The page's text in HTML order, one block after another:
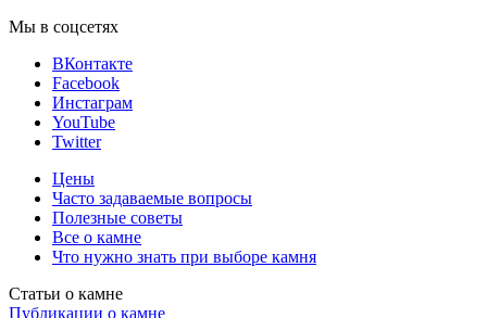
Мы в соцсетях
ВКонтакте
Facebook
Инстаграм
YouTube
Twitter
Цены
Часто задаваемые вопросы
Полезные советы
Все о камне
Что нужно знать при выборе камня
Статьи о камне
Публикации о камне